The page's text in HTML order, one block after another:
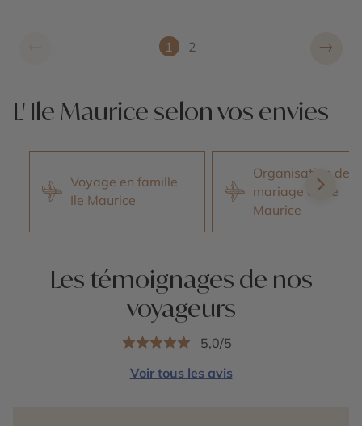
1 2 →
L' Ile Maurice selon vos envies
Voyage en famille
Ile Maurice
Organisation de
mariage à l'Île
Maurice
Les témoignages de nos
voyageurs
5,0/5
Voir tous les avis